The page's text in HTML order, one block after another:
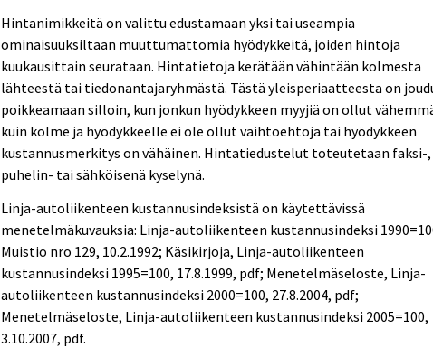
Hintanimikkeitä on valittu edustamaan yksi tai useampia
ominaisuuksiltaan muuttumattomia hyödykkeitä, joiden hintoja
kuukausittain seurataan. Hintatietoja kerätään vähintään kolmesta
lähteestä tai tiedonantajaryhmästä. Tästä yleisperiaatteesta on
poikkeamaan silloin, kun jonkun hyödykkeen myyjiä on ollut
kuin kolme ja hyödykkeelle ei ole ollut vaihtoehtoja tai hyödykkeen
kustannusmerkitys on vähäinen. Hintatiedustelut toteutetaan faksi-,
puhelin- tai sähköisenä kyselynä.
Linja-autoliikenteen kustannusindeksistä on käytettävissä
menetelmäkuvauksia: Linja-autoliikenteen kustannusindeksi
Muistio nro 129, 10.2.1992; Käsikirjoja, Linja-autoliikenteen
kustannusindeksi 1995=100, 17.8.1999, pdf; Menetelmäseloste, Linja-
autoliikenteen kustannusindeksi 2000=100, 27.8.2004, pdf;
Menetelmäseloste, Linja-autoliikenteen kustannusindeksi 2005=100,
3.10.2007, pdf.